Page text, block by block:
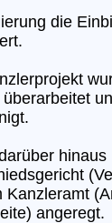
die
Kanzleramt
angeregt.